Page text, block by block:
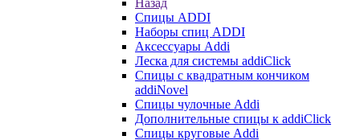
Спицы ADDI
Наборы спиц ADDI
Аксессуары Addi
Леска для системы addiClick
Спицы с квадратным кончиком
addiNovel
Спицы чулочные Addi
Дополнительные спицы к addiClick
Спицы круговые Addi